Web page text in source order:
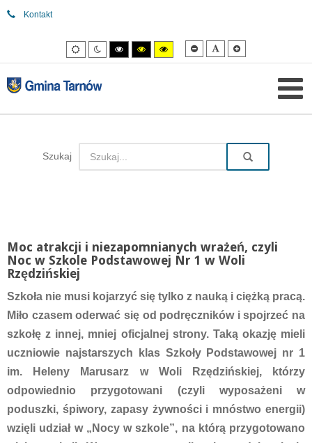
Kontakt
Tryb
domyślny
Tryb
nocny
Tryb
wysokiego
kontrastu
Tryb
wysokiego
kontrastu
Tryb
wysokiego
kontrastu
Mniejsza
czcionka
Domyślna
czcionka
Szukaj
Moc atrakcji i niezapomnianych wrażeń, czyli
Noc w Szkole Podstawowej Nr 1 w Woli
Rzędzińskiej
Szkoła nie musi kojarzyć się tylko z nauką i ciężką pracą.
Miło czasem oderwać się od podręczników i spojrzeć na
szkołę z innej, mniej oficjalnej strony. Taką okazję mieli
uczniowie najstarszych klas Szkoły Podstawowej nr 1
im. Heleny Marusarz w Woli Rzędzińskiej, którzy
odpowiednio przygotowani (czyli wyposażeni w
poduszki, śpiwory, zapasy żywności i mnóstwo energii)
wzięli udział w „Nocy w szkole”, na którą przygotowano